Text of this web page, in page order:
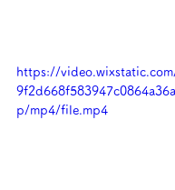
https://
p/mp4/file.mp4